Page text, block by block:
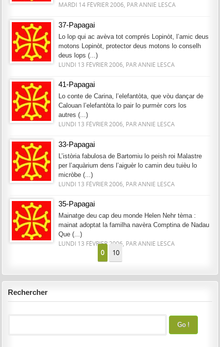
MARDI 14 FÉVRIER 2006, PAR ANNIE LESCA
37-Papagai
Lo lop qui ac avèva tot comprés Lopinòt, l’amic deus
motons Lopinòt, protector deus motons lo conselh
deus lops (...)
LUNDI 13 FÉVRIER 2006, PAR ANNIE LESCA
41-Papagai
Lo conte de Carina, l’elefantòta, que vòu dançar de
Calouan l’elefantòta lo pair lo purmèr cors los
autres (...)
LUNDI 13 FÉVRIER 2006, PAR ANNIE LESCA
33-Papagai
L’istòria fabulosa de Bartomiu lo peish roi Malastre
per l’aquàrium dens l’aiguèr lo camin deu tuièu lo
micròbe (...)
LUNDI 13 FÉVRIER 2006, PAR ANNIE LESCA
35-Papagai
Mainatge deu cap deu monde Helen Nehr tèma :
mainat adoptat la familha navèra Comptina de Nadau
Que (...)
LUNDI 13 FÉVRIER 2006, PAR ANNIE LESCA
0 10
Rechercher